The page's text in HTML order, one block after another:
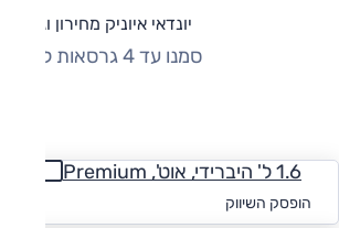
יונדאי איוניק מחירון וגרסאות
סמנו עד 4 גרסאות להשוואה
1.6 ל' היברידי, אוט', Premium
הופסק השיווק